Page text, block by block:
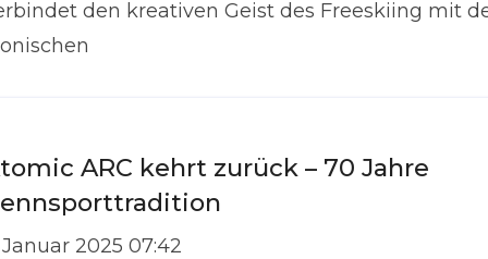
den kreativen Geist des Freeskiing mit
ARC kehrt zurück – 70 Jahre
Januar 2025 07:42